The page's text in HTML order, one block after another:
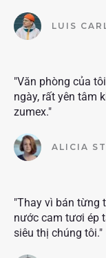
LUIS
"Văn phòng của
ngày, rất yên tâm
zumex."
ALICIA
"Thay vì bán từng
nước cam tươi ép
siêu thị chúng tôi."